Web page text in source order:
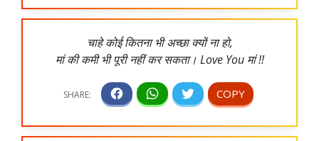
चाहे कोई कितना भी अच्छा क्यों ना हो,
मां की कमी भी पूरी नहीं कर सकता। Love You मां !!